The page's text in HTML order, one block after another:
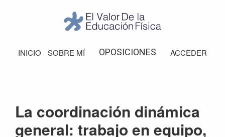
navegación
principal
barra
Valor
de
INICIO SOBRE MÍ OPOSICIONES ACCEDER
La coordinación dinámica
general: trabajo en equipo,